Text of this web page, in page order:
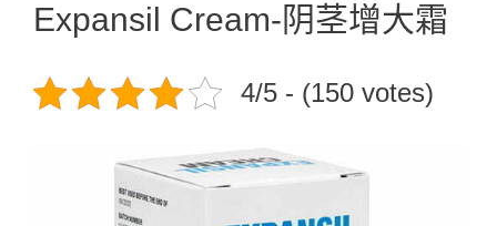
Expansil Cream-阴茎增大霜
4/5 - (150 votes)